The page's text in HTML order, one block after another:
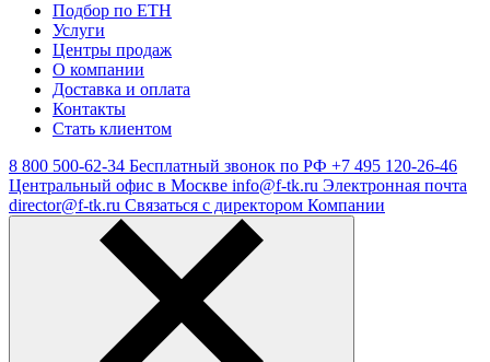
Подбор по ЕТН
Услуги
Центры продаж
О компании
Доставка и оплата
Контакты
Стать клиентом
8 800 500-62-34 Бесплатный звонок по РФ +7 495 120-26-46
Центральный офис в Москве info@f-tk.ru Электронная почта
director@f-tk.ru Связаться с директором Компании